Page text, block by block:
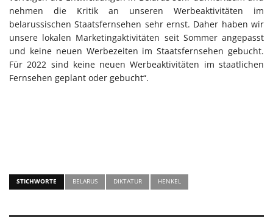
nehmen die Kritik an unseren Werbeaktivitäten im
belarussischen Staatsfernsehen sehr ernst. Daher haben wir
unsere lokalen Marketingaktivitäten seit Sommer angepasst
und keine neuen Werbezeiten im Staatsfernsehen gebucht.
Für 2022 sind keine neuen Werbeaktivitäten im staatlichen
Fernsehen geplant oder gebucht“.
STICHWORTE BELARUS DIKTATUR HENKEL